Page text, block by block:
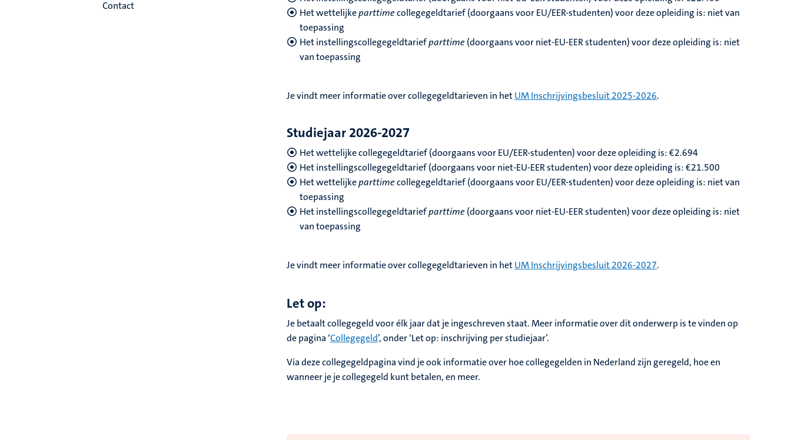
Contact
Het wettelijkeparttimecollegegeldtarief (doorgaans voor EU/EER-studenten) voor deze opleiding is: niet van
toepassing
Het instellingscollegegeldtariefparttime(doorgaans voor niet-EU-EER studenten) voor deze opleiding is: niet
van toepassing
Je vindt meer informatie over collegegeldtarieven in hetUM Inschrijvingsbesluit 2025-2026.
Studiejaar 2026-2027
Het wettelijke collegegeldtarief (doorgaans voor EU/EER-studenten) voor deze opleiding is: €2.694
Het instellingscollegegeldtarief (doorgaans voor niet-EU-EER studenten) voor deze opleiding is: €21.500
Het wettelijkeparttimecollegegeldtarief (doorgaans voor EU/EER-studenten) voor deze opleiding is: niet van
toepassing
Het instellingscollegegeldtariefparttime(doorgaans voor niet-EU-EER studenten) voor deze opleiding is: niet
van toepassing
Je vindt meer informatie over collegegeldtarieven in hetUM Inschrijvingsbesluit 2026-2027.
Let op:
Je betaalt collegegeld voor élk jaar dat je ingeschreven staat. Meer informatie over dit onderwerp is te vinden op
de pagina ‘Collegegeld’, onder ‘Let op: inschrijving per studiejaar’.
Via deze collegegeldpagina vind je ook informatie over hoe collegegelden in Nederland zijn geregeld, hoe en
wanneer je je collegegeld kunt betalen, en meer.